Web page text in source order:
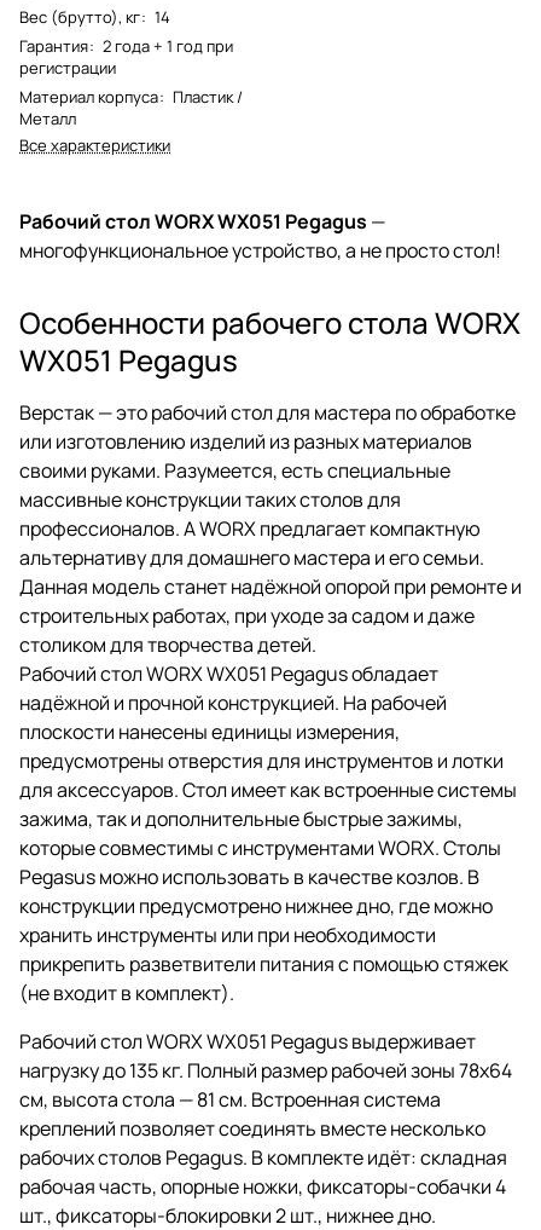
Вес (брутто), кг: 14
Гарантия: 2 года + 1 год при
регистрации
Материал корпуса: Пластик /
Металл
Все характеристики
Рабочий стол WORX WX051 Pegagus —
многофункциональное устройство, а не просто стол!
Особенности рабочего стола WORX
WX051 Pegagus
Верстак — это рабочий стол для мастера по обработке
или изготовлению изделий из разных материалов
своими руками. Разумеется, есть специальные
массивные конструкции таких столов для
профессионалов. А WORX предлагает компактную
альтернативу для домашнего мастера и его семьи.
Данная модель станет надёжной опорой при ремонте и
строительных работах, при уходе за садом и даже
столиком для творчества детей.
Рабочий стол WORX WX051 Pegagus обладает
надёжной и прочной конструкцией. На рабочей
плоскости нанесены единицы измерения,
предусмотрены отверстия для инструментов и лотки
для аксессуаров. Стол имеет как встроенные системы
зажима, так и дополнительные быстрые зажимы,
которые совместимы с инструментами WORX. Столы
Pegasus можно использовать в качестве козлов. В
конструкции предусмотрено нижнее дно, где можно
хранить инструменты или при необходимости
прикрепить разветвители питания с помощью стяжек
(не входит в комплект).
Рабочий стол WORX WX051 Pegagus выдерживает
нагрузку до 135 кг. Полный размер рабочей зоны 78х64
см, высота стола — 81 см. Встроенная система
креплений позволяет соединять вместе несколько
рабочих столов Pegagus. В комплекте идёт: складная
рабочая часть, опорные ножки, фиксаторы-собачки 4
шт., фиксаторы-блокировки 2 шт., нижнее дно.